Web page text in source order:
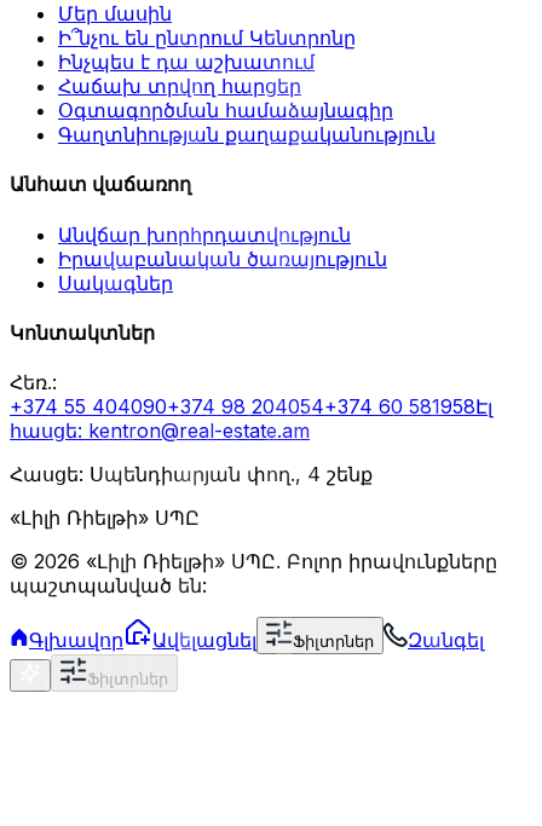
Մեր մասին
Ի՞նչու են ընտրում Կենտրոնը
Ինչպես է դա աշխատում
Հաճախ տրվող հարցեր
Օգտագործման համաձայնագիր
Գաղտնիության քաղաքականություն
Անհատ վաճառող
Անվճար խորհրդատվություն
Իրավաբանական ծառայություն
Սակագներ
Կոնտակտներ
Հեռ.:
+374 55 404090+374 98 204054+374 60 581958Էլ
հասցե: kentron@real-estate.am
Հասցե: Սպենդիարյան փող., 4 շենք
«Լիլի Ռիելթի» ՍՊԸ
© 2026 «Լիլի Ռիելթի» ՍՊԸ. Բոլոր իրավունքները
պաշտպանված են:
Գլխավոր Ավելացնել Ֆիլտրներ Զանգել
Ֆիլտրներ